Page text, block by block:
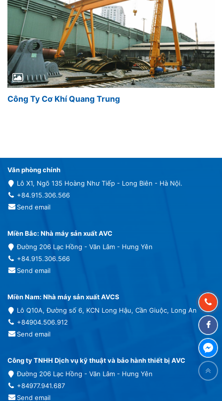
Công Ty Cơ Khí Quang Trung
Văn phòng chính
Lô X1, Ngõ 135 Hoàng Như Tiếp - Long Biên - Hà Nội.
+84.915.306.566
Send email
Miền Bắc: Nhà máy sản xuất AVC
Đường 206 Lạc Hồng - Văn Lâm - Hưng Yên
+84.915.306.566
Send email
Miền Nam: Nhà máy sản xuất AVCS
Lô Q10A, Đường số 6, KCN Long Hậu, Cần Giuộc, Long An
+84904.506.912
Send email
Công ty TNHH Dịch vụ kỹ thuật và bảo hành thiết bị AVC
Đường 206 Lạc Hồng - Văn Lâm - Hưng Yên
+84977.941.687
Send email